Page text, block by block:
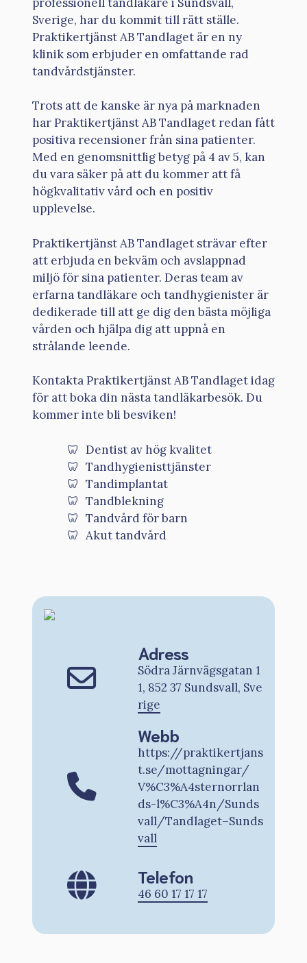
Sverige, har du kommit till rätt ställe.
Praktikertjänst AB Tandlaget är en ny
klinik som erbjuder en omfattande rad
tandvårdstjänster.
Trots att de kanske är nya på marknaden
har Praktikertjänst AB Tandlaget redan fått
positiva recensioner från sina patienter.
Med en genomsnittlig betyg på 4 av 5, kan
du vara säker på att du kommer att få
högkvalitativ vård och en positiv
upplevelse.
Praktikertjänst AB Tandlaget strävar efter
att erbjuda en bekväm och avslappnad
miljö för sina patienter. Deras team av
erfarna tandläkare och tandhygienister är
dedikerade till att ge dig den bästa möjliga
vården och hjälpa dig att uppnå en
strålande leende.
Kontakta Praktikertjänst AB Tandlaget idag
för att boka din nästa tandläkarbesök. Du
kommer inte bli besviken!
Dentist av hög kvalitet
Tandhygienisttjänster
Tandimplantat
Tandblekning
Tandvård för barn
Akut tandvård
Adress
Södra Järnvägsgatan 1
1, 852 37 Sundsvall, Sve
rige
Webb
https://praktikertjans
t.se/mottagningar/
V%C3%A4sternorrlan
ds-l%C3%A4n/Sunds
vall/Tandlaget–Sunds
vall
Telefon
46 60 17 17 17